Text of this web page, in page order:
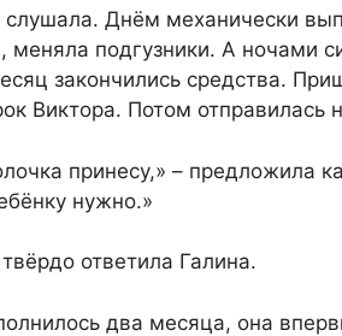
слушала. Днём механически
подгузники. А ночами
закончились средства.
Виктора. Потом
принесу,» – предложила
нужно.»
ответила Галина.
два месяца, она